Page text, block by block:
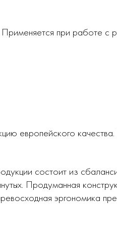
при работе с
европейского
состоит из
Продуманная
эргономика